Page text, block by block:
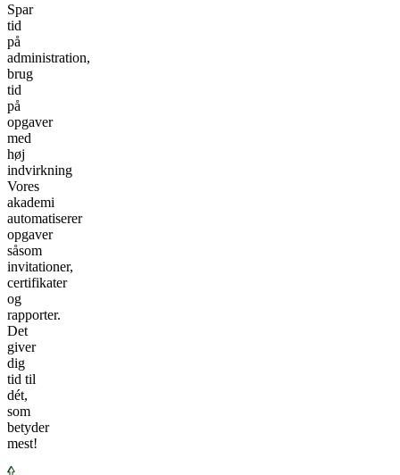
Spar
tid
på
administration,
brug
tid
på
opgaver
med
høj
indvirkning
Vores
akademi
automatiserer
opgaver
såsom
invitationer,
certifikater
og
rapporter.
Det
giver
dig
tid til
dét,
som
betyder
mest!